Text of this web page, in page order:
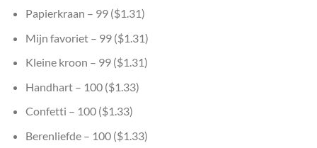
Papierkraan – 99 ($1.31)
Mijn favoriet – 99 ($1.31)
Kleine kroon – 99 ($1.31)
Handhart – 100 ($1.33)
Confetti – 100 ($1.33)
Berenliefde – 100 ($1.33)